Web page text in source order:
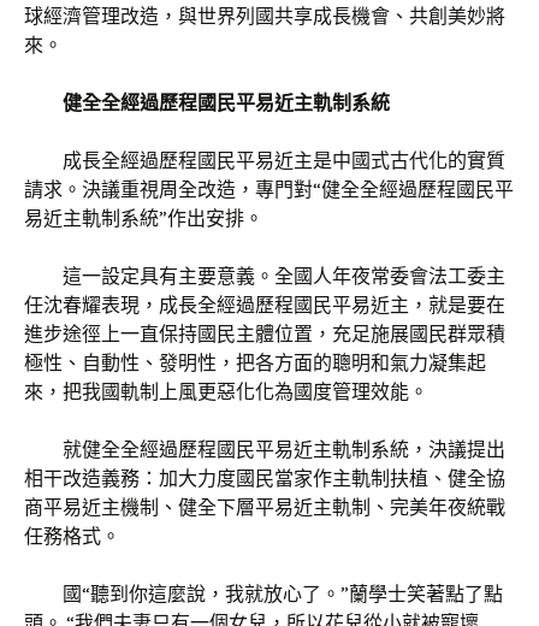
球經濟管理改造，與世界列國共享成長機會、共創美妙將
來。
健全全經過歷程國民平易近主軌制系統
成長全經過歷程國民平易近主是中國式古代化的實質
請求。決議重視周全改造，專門對“健全全經過歷程國民平
易近主軌制系統”作出安排。
這一設定具有主要意義。全國人年夜常委會法工委主
任沈春耀表現，成長全經過歷程國民平易近主，就是要在
進步途徑上一直保持國民主體位置，充足施展國民群眾積
極性、自動性、發明性，把各方面的聰明和氣力凝集起
來，把我國軌制上風更惡化化為國度管理效能。
就健全全經過歷程國民平易近主軌制系統，決議提出
相干改造義務：加大力度國民當家作主軌制扶植、健全協
商平易近主機制、健全下層平易近主軌制、完美年夜統戰
任務格式。
國“聽到你這麼說，我就放心了。”蘭學士笑著點了點